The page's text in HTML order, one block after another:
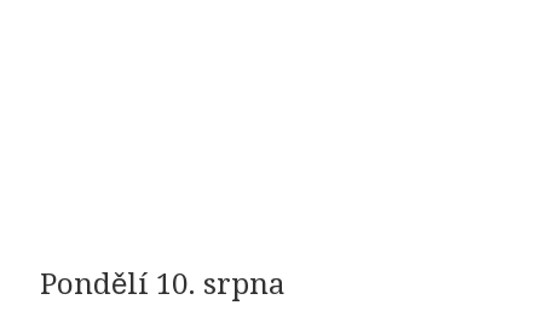
Pondělí 10. srpna